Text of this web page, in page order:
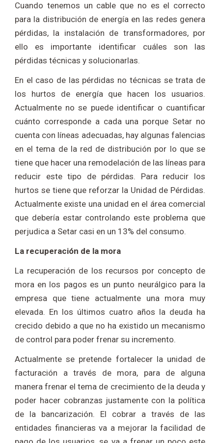
Cuando tenemos un cable que no es el correcto
para la distribución de energía en las redes genera
pérdidas, la instalación de transformadores, por
ello es importante identificar cuáles son las
pérdidas técnicas y solucionarlas.
En el caso de las pérdidas no técnicas se trata de
los hurtos de energía que hacen los usuarios.
Actualmente no se puede identificar o cuantificar
cuánto corresponde a cada una porque Setar no
cuenta con líneas adecuadas, hay algunas falencias
en el tema de la red de distribución por lo que se
tiene que hacer una remodelación de las líneas para
reducir este tipo de pérdidas. Para reducir los
hurtos se tiene que reforzar la Unidad de Pérdidas.
Actualmente existe una unidad en el área comercial
que debería estar controlando este problema que
perjudica a Setar casi en un 13% del consumo.
La recuperación de la mora
La recuperación de los recursos por concepto de
mora en los pagos es un punto neurálgico para la
empresa que tiene actualmente una mora muy
elevada. En los últimos cuatro años la deuda ha
crecido debido a que no ha existido un mecanismo
de control para poder frenar su incremento.
Actualmente se pretende fortalecer la unidad de
facturación a través de mora, para de alguna
manera frenar el tema de crecimiento de la deuda y
poder hacer cobranzas justamente con la política
de la bancarización. El cobrar a través de las
entidades financieras va a mejorar la facilidad de